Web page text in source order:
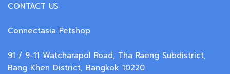
CONTACT US
Connectasia Petshop
91 / 9-11 Watcharapol Road, Tha Raeng Subdistrict,
Bang Khen District, Bangkok 10220